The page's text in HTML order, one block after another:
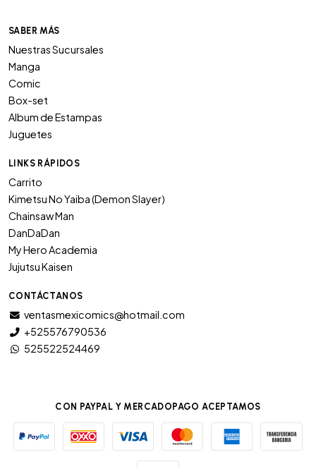
SABER MÁS
Nuestras Sucursales
Manga
Comic
Box-set
Album de Estampas
Juguetes
LINKS RÁPIDOS
Carrito
Kimetsu No Yaiba (Demon Slayer)
Chainsaw Man
DanDaDan
My Hero Academia
Jujutsu Kaisen
CONTÁCTANOS
ventasmexicomics@hotmail.com
+525576790536
525522524469
CON PAYPAL Y MERCADOPAGO ACEPTAMOS